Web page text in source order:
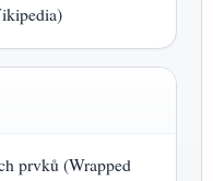
prvků (Wrapped